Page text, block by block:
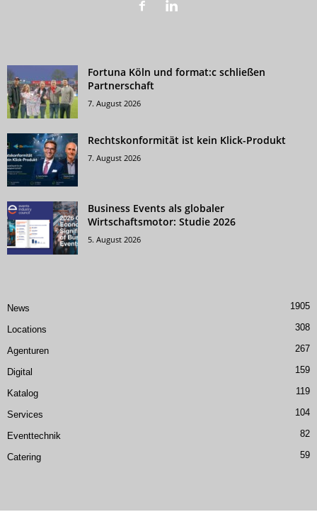
Fortuna Köln und format:c schließen
Partnerschaft
7. August 2026
Rechtskonformität ist kein Klick-Produkt
7. August 2026
Business Events als globaler
Wirtschaftsmotor: Studie 2026
5. August 2026
News 1905
Locations 308
Agenturen 267
Digital 159
Katalog 119
Services 104
Eventtechnik 82
Catering 59